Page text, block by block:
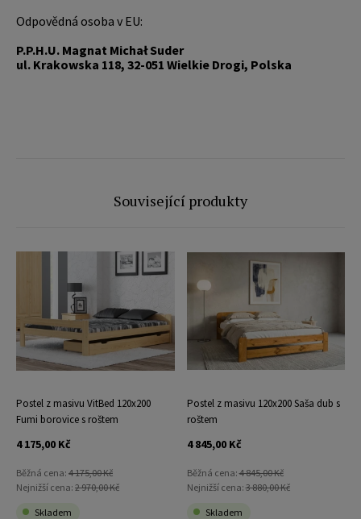
Odpovědná osoba v EU:
P.P.H.U. Magnat Michał Suder
ul. Krakowska 118, 32-051 Wielkie Drogi, Polska
Související produkty
Postel z masivu VitBed 120x200
Fumi borovice s roštem
4 175,00 Kč
Běžná cena: 4 175,00 Kč
Nejnižší cena: 2 970,00 Kč
Skladem
Postel z masivu 120x200 Saša dub s
roštem
4 845,00 Kč
Běžná cena:4 845,00 Kč
Nejnižší cena:3 880,00 Kč
Skladem